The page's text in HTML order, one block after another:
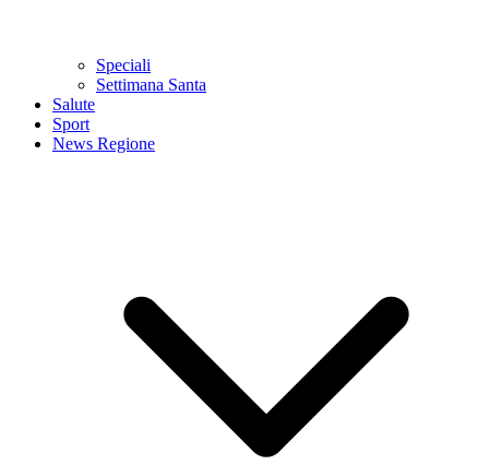
Speciali
Settimana Santa
Salute
Sport
News Regione